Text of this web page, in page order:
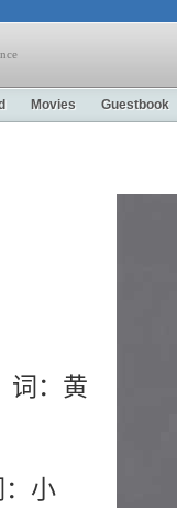
Movies Guestbook
词：黄
小